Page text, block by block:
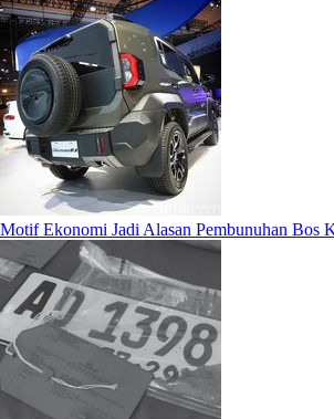
Motif Ekonomi Jadi Alasan Pembunuhan Bos